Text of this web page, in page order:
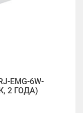
EMG-6W-
2 ГОДА)